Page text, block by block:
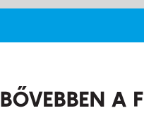
BŐVEBBEN A